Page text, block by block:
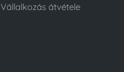
Vállalkozás átvétele